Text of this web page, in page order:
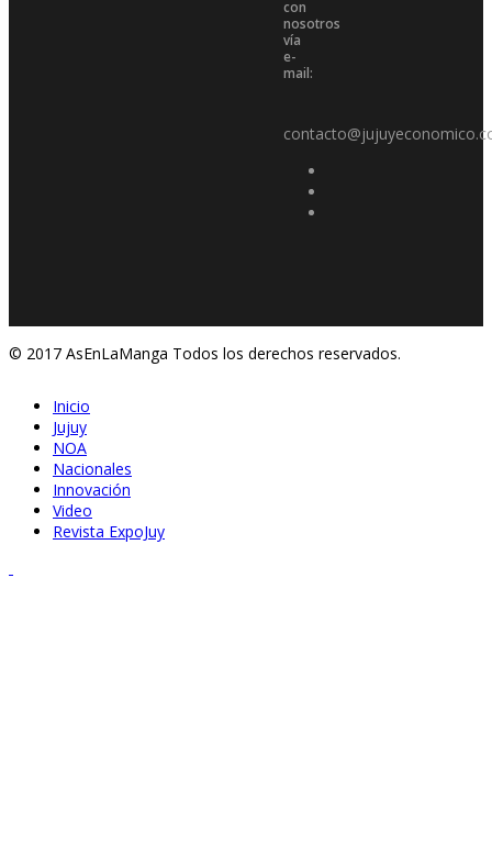
con
nosotros
vía
e-
mail:
© 2017 AsEnLaManga Todos los derechos reservados.
Inicio
Jujuy
NOA
Nacionales
Innovación
Video
Revista ExpoJuy